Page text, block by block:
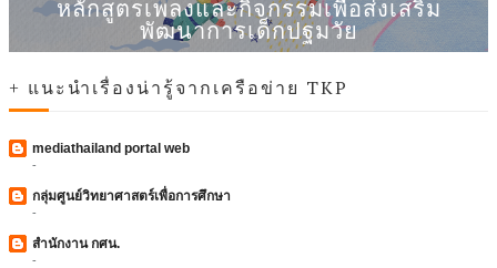
หลักสูตรเพลงและกิจกรรมเพื่อส่งเสริม
พัฒนาการเด็กปฐมวัย
+ แนะนำเรื่องน่ารู้จากเครือข่าย TKP
mediathailand portal web
-
กลุ่มศูนย์วิทยาศาสตร์เพื่อการศึกษา
-
สำนักงาน กศน.
-